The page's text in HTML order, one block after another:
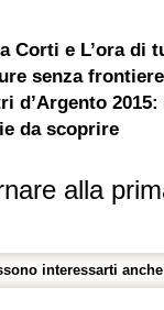
Corti e L’ora di
senza frontiere
d’Argento
da scoprire
alla
interessarti